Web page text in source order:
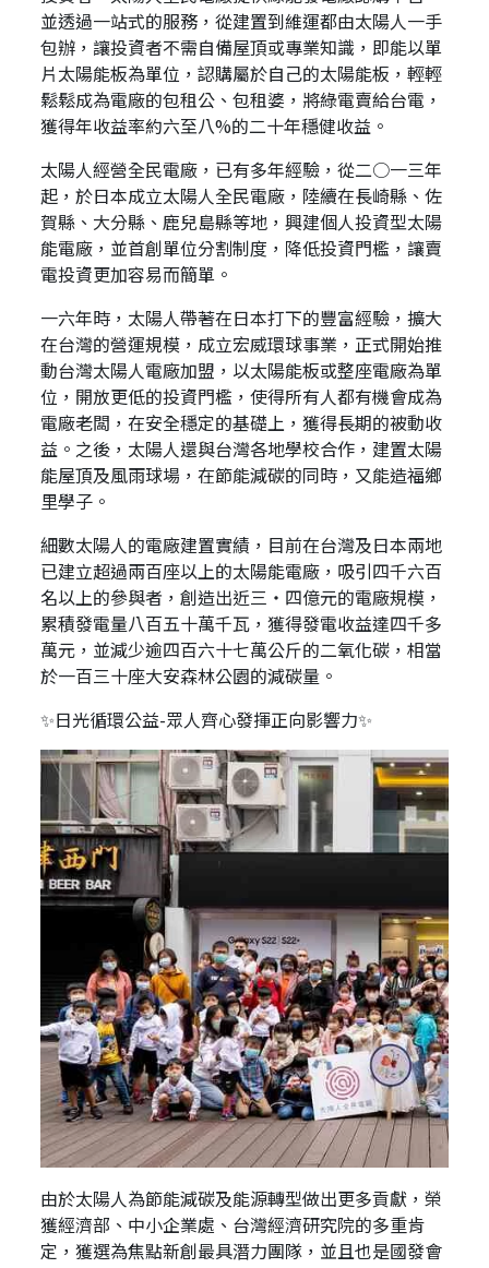
並透過一站式的服務，從建置到維運都由太陽人一手
包辦，讓投資者不需自備屋頂或專業知識，即能以單
片太陽能板為單位，認購屬於自己的太陽能板，輕輕
鬆鬆成為電廠的包租公、包租婆，將綠電賣給台電，
獲得年收益率約六至八%的二十年穩健收益。
太陽人經營全民電廠，已有多年經驗，從二○一三年
起，於日本成立太陽人全民電廠，陸續在長崎縣、佐
賀縣、大分縣、鹿兒島縣等地，興建個人投資型太陽
能電廠，並首創單位分割制度，降低投資門檻，讓賣
電投資更加容易而簡單。
一六年時，太陽人帶著在日本打下的豐富經驗，擴大
在台灣的營運規模，成立宏威環球事業，正式開始推
動台灣太陽人電廠加盟，以太陽能板或整座電廠為單
位，開放更低的投資門檻，使得所有人都有機會成為
電廠老闆，在安全穩定的基礎上，獲得長期的被動收
益。之後，太陽人還與台灣各地學校合作，建置太陽
能屋頂及風雨球場，在節能減碳的同時，又能造福鄉
里學子。
細數太陽人的電廠建置實績，目前在台灣及日本兩地
已建立超過兩百座以上的太陽能電廠，吸引四千六百
名以上的參與者，創造出近三・四億元的電廠規模，
累積發電量八百五十萬千瓦，獲得發電收益達四千多
萬元，並減少逾四百六十七萬公斤的二氧化碳，相當
於一百三十座大安森林公園的減碳量。
✨日光循環公益-眾人齊心發揮正向影響力✨
由於太陽人為節能減碳及能源轉型做出更多貢獻，榮
獲經濟部、中小企業處、台灣經濟研究院的多重肯
定，獲選為焦點新創最具潛力團隊，並且也是國發會